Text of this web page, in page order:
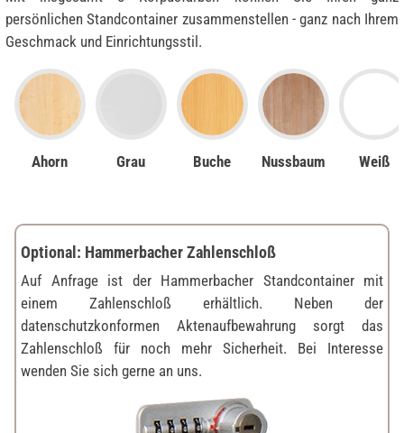
persönlichen Standcontainer zusammenstellen - ganz nach Ihrem
Geschmack und Einrichtungsstil.
Ahorn Grau Buche Nussbaum Weiß
Optional: Hammerbacher Zahlenschloß
Auf Anfrage ist der Hammerbacher Standcontainer mit
einem Zahlenschloß erhältlich. Neben der
datenschutzkonformen Aktenaufbewahrung sorgt das
Zahlenschloß für noch mehr Sicherheit. Bei Interesse
wenden Sie sich gerne an uns.